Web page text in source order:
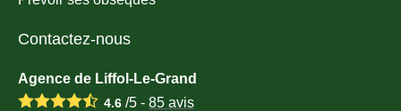
Contactez-nous
Agence de Liffol-Le-Grand
4.6 /5 - 85 avis